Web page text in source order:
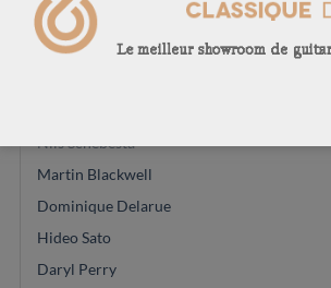
Giannis Paleodimopoulos
Koumridis Charalambos
Nils Schebesta
Martin Blackwell
Dominique Delarue
Hideo Sato
Daryl Perry